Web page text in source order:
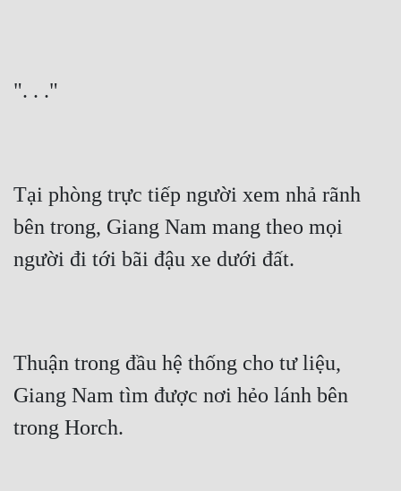
". . ."
Tại phòng trực tiếp người xem nhả rãnh
bên trong, Giang Nam mang theo mọi
người đi tới bãi đậu xe dưới đất.
Thuận trong đầu hệ thống cho tư liệu,
Giang Nam tìm được nơi hẻo lánh bên
trong Horch.